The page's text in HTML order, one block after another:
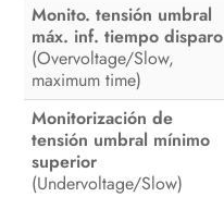
Monito. tensión umbral
máx. inf. tiempo disparo
(Overvoltage/Slow,
maximum time)
Monitorización de
tensión umbral mínimo
superior
(Undervoltage/Slow)